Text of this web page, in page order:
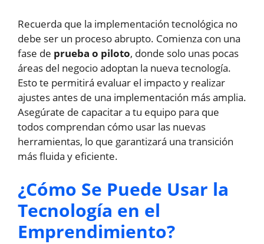
Recuerda que la implementación tecnológica no
debe ser un proceso abrupto. Comienza con una
fase de prueba o piloto, donde solo unas pocas
áreas del negocio adoptan la nueva tecnología.
Esto te permitirá evaluar el impacto y realizar
ajustes antes de una implementación más amplia.
Asegúrate de capacitar a tu equipo para que
todos comprendan cómo usar las nuevas
herramientas, lo que garantizará una transición
más fluida y eficiente.
¿Cómo Se Puede Usar la
Tecnología en el
Emprendimiento?